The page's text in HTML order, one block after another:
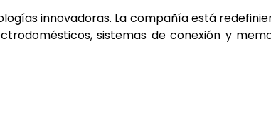
innovadoras. La compañía está
sistemas de conexión y